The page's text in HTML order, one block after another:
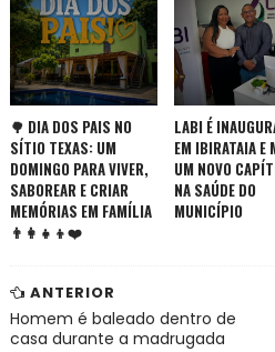
🌳 DIA DOS PAIS NO
SÍTIO TEXAS: UM
DOMINGO PARA VIVER,
SABOREAR E CRIAR
MEMÓRIAS EM FAMÍLIA
👨‍👩‍👧‍👦❤️
LABI É
EM IBIRATAIA E
UM NOVO
NA SAÚDE DO
MUNICÍPIO
ANTERIOR
Homem é baleado dentro de
casa durante a madrugada